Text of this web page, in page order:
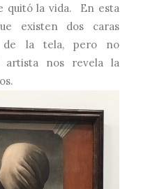
quitó la vida. En esta
existen dos caras
de la tela, pero no
artista nos revela la